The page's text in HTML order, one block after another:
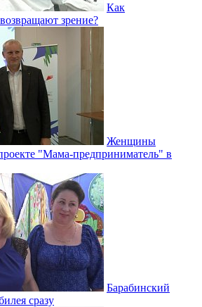
Как
зрение?
Женщины
"Мама-предприниматель" в
Барабинский
сразу